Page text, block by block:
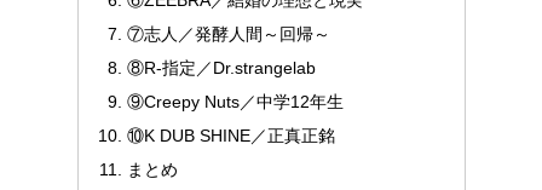
⑦志人／発酵人間～回帰～
⑧R-指定／Dr.strangelab
⑨Creepy Nuts／中学12年生
⑩K DUB SHINE／正真正銘
まとめ